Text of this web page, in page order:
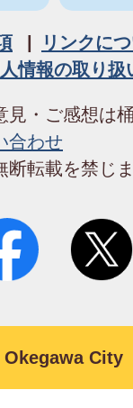
リンクに
情報の取り扱
見・ご感想は
合わせ
断転載を禁じ
City